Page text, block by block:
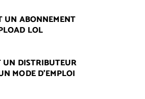
UN ABONNEMENT
LOL
DISTRIBUTEUR
MODE D'EMPLOI